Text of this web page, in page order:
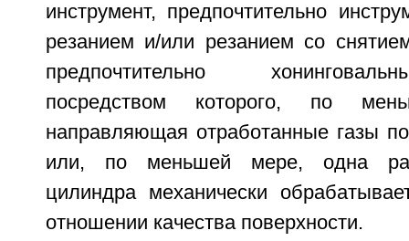
инструмент, предпочтительно
резанием и/или резанием со
предпочтительно
посредством которого, по
направляющая отработанные газы
или, по меньшей мере, одна
цилиндра механически
отношении качества поверхности.